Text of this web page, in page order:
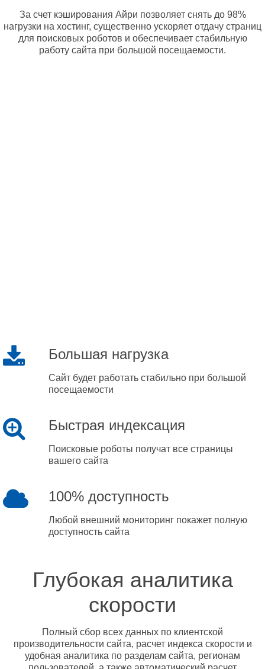
За счет кэширования Айри позволяет снять до 98%
нагрузки на хостинг, существенно ускоряет отдачу страниц
для поисковых роботов и обеспечивает стабильную
работу сайта при большой посещаемости.
Большая нагрузка
Сайт будет работать стабильно при большой
посещаемости
Быстрая индексация
Поисковые роботы получат все страницы
вашего сайта
100% доступность
Любой внешний мониторинг покажет полную
доступность сайта
Глубокая аналитика
скорости
Полный сбор всех данных по клиентской
производительности сайта, расчет индекса скорости и
удобная аналитика по разделам сайта, регионам